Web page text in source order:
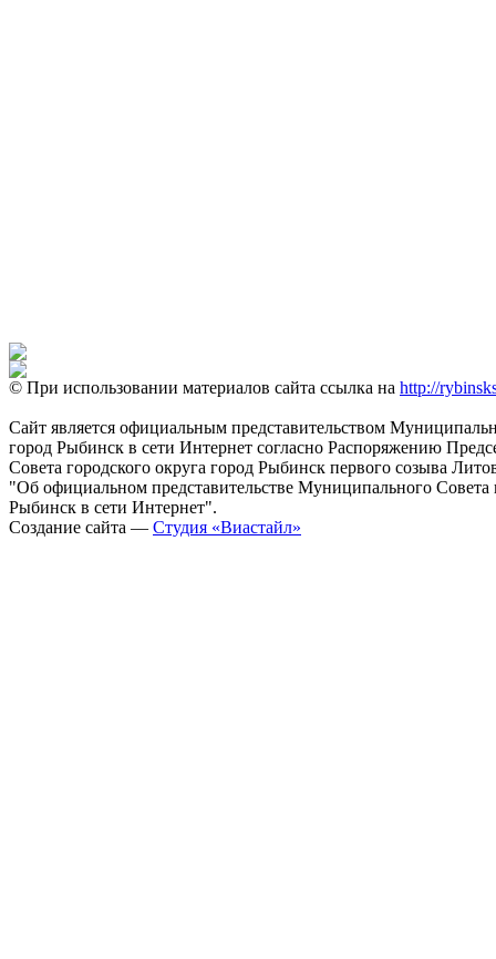
© При использовании материалов сайта ссылка на http://
Сайт является официальным представительством
город Рыбинск в сети Интернет согласно Распоряжению
Совета городского округа город Рыбинск первого созыва
"Об официальном представительстве Муниципального Совета
Рыбинск в сети Интернет".
Создание сайта — Студия «Виастайл»